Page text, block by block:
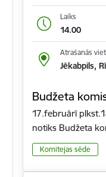
Laiks
14.00
Atrašanās
Jēkabpils,
Budžeta
17.februārī
notiks Budžeta
Komitejas sēde